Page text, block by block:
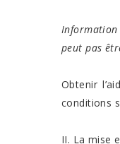
peut pas
Obtenir
conditions
II. La mise